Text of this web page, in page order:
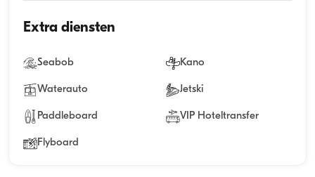
Extra diensten
Seabob Kano
Waterauto Jetski
Paddleboard VIP Hoteltransfer
Flyboard